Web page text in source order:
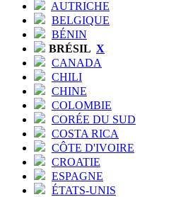
AUTRICHE
BELGIQUE
BÉNIN
BRÉSIL X
CANADA
CHILI
CHINE
COLOMBIE
CORÉE DU SUD
COSTA RICA
CÔTE D'IVOIRE
CROATIE
ESPAGNE
ÉTATS-UNIS